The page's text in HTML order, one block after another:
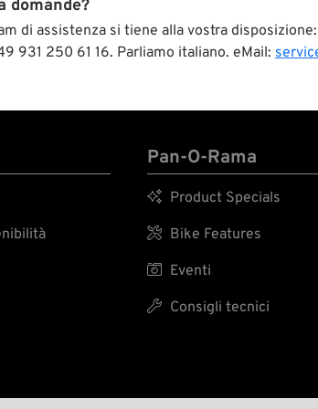
riproduzioni autentiche sono state
seguendo fedelmente i modelli
benissimo su ogni americana classica.
domande?
di assistenza si tiene alla vostra
931 250 61 16. Parliamo italiano. eMail:
Pan-O-Rama
 Product Specials
 Bike Features
 Eventi
 Consigli tecnici